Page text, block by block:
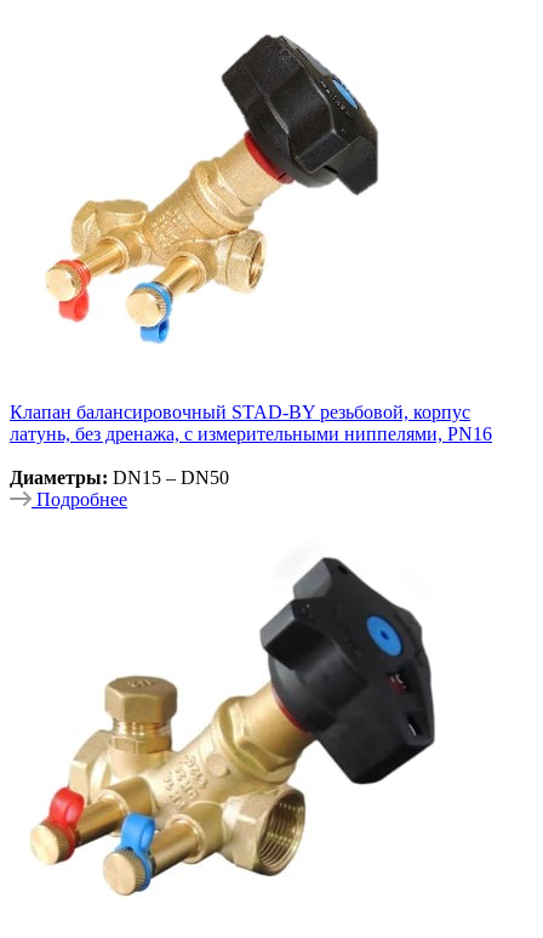
Клапан балансировочный STAD-BY резьбовой, корпус
латунь, без дренажа, с измерительными ниппелями, PN16
Диаметры: DN15 – DN50
Подробнее